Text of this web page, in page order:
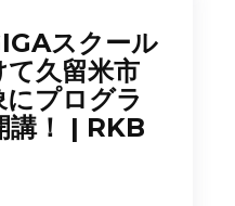
スクール
久留米市
にプログラ
講！ | RKB